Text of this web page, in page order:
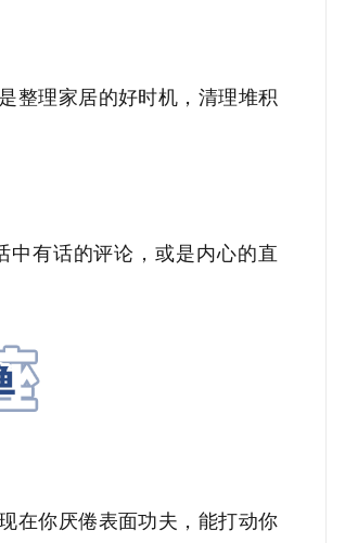
整理家居的好时机，清理堆积
中有话的评论，或是内心的直
在你厌倦表面功夫，能打动你